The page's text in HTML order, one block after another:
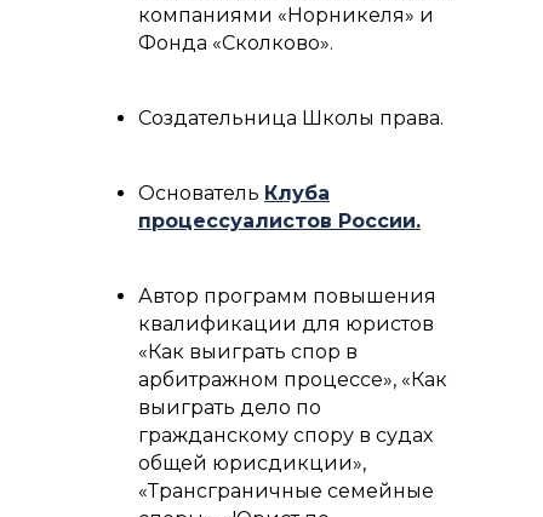
компаниями «Норникеля» и
Фонда «Сколково».
Создательница Школы права.
Основатель Клуба
процессуалистов России.
Автор программ повышения
квалификации для юристов
«Как выиграть спор в
арбитражном процессе», «Как
выиграть дело по
гражданскому спору в судах
общей юрисдикции»,
«Трансграничные семейные